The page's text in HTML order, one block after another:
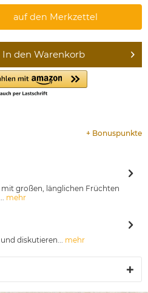
auf den Merkzettel
In den Warenkorb
+ Bonuspunkte
großen, länglichen Früchten
mehr
diskutieren... mehr